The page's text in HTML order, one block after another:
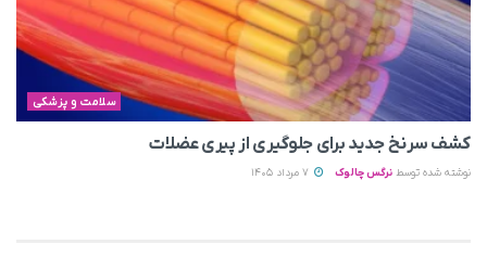
سلامت و پزشکی
کشف سرنخ جدید برای جلوگیری از پیری عضلات
نوشته شده توسط نرگس چالوک